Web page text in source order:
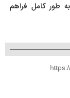
کامل فراهم